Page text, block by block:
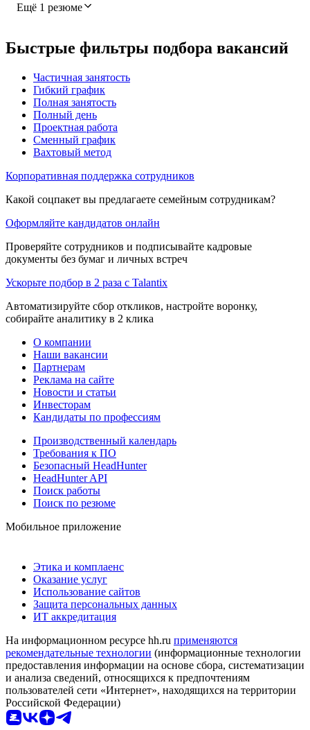
Ещё 1 резюме
Быстрые фильтры подбора вакансий
Частичная занятость
Гибкий график
Полная занятость
Полный день
Проектная работа
Сменный график
Вахтовый метод
Корпоративная поддержка сотрудников
Какой соцпакет вы предлагаете семейным сотрудникам?
Оформляйте кандидатов онлайн
Проверяйте сотрудников и подписывайте кадровые
документы без бумаг и личных встреч
Ускорьте подбор в 2 раза с Talantix
Автоматизируйте сбор откликов, настройте воронку,
собирайте аналитику в 2 клика
О компании
Наши вакансии
Партнерам
Реклама на сайте
Новости и статьи
Инвесторам
Кандидаты по профессиям
Производственный календарь
Требования к ПО
Безопасный HeadHunter
HeadHunter API
Поиск работы
Поиск по резюме
Мобильное приложение
Этика и комплаенс
Оказание услуг
Использование сайтов
Защита персональных данных
ИТ аккредитация
На информационном ресурсе hh.ru применяются
рекомендательные технологии (информационные технологии
предоставления информации на основе сбора, систематизации
и анализа сведений, относящихся к предпочтениям
пользователей сети «Интернет», находящихся на территории
Российской Федерации)